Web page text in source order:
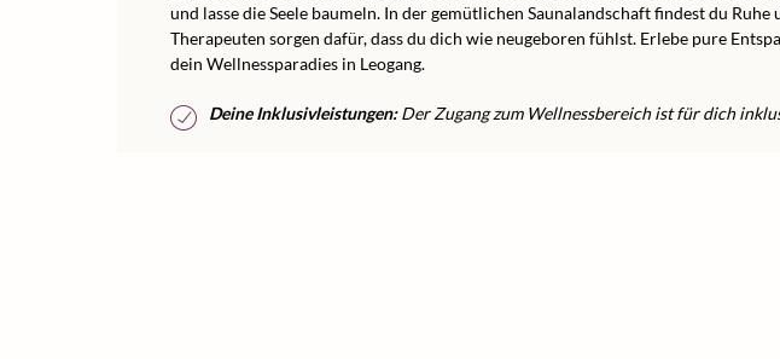
und lasse die Seele baumeln. In der gemütlichen Saunalandschaft findest du
Therapeuten sorgen dafür, dass du dich wie neugeboren fühlst. Erlebe pure
dein Wellnessparadies in Leogang.
Deine Inklusivleistungen:Der Zugang zum Wellnessbereich ist für dich